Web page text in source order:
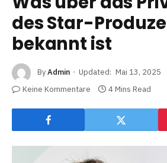
des Star-
bekannt ist
ByAdmin Updated: Mai 13, 2025
Keine Kommentare
4 Mins Read